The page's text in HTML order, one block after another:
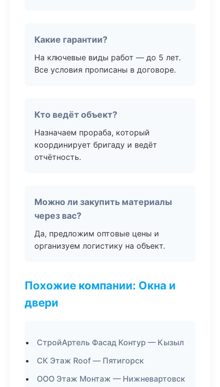
Какие гарантии?
На ключевые виды работ — до 5 лет.
Все условия прописаны в договоре.
Кто ведёт объект?
Назначаем прораба, который
координирует бригаду и ведёт
отчётность.
Можно ли закупить материалы
через вас?
Да, предложим оптовые цены и
организуем логистику на объект.
Похожие компании: Окна и
двери
СтройАртель Фасад Контур — Кызыл
СК Этаж Roof — Пятигорск
ООО Этаж Монтаж — Нижневартовск